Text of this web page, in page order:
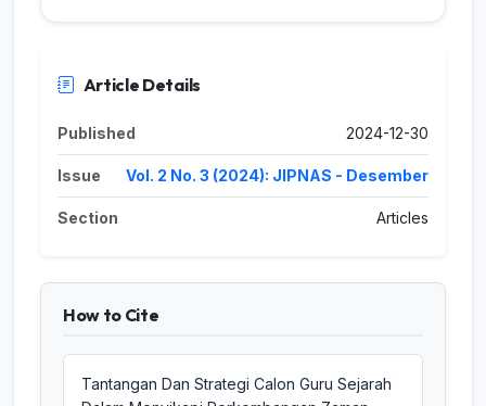
Article Details
Published 2024-12-30
Issue Vol. 2 No. 3 (2024): JIPNAS - Desember
Section Articles
How to Cite
Tantangan Dan Strategi Calon Guru Sejarah